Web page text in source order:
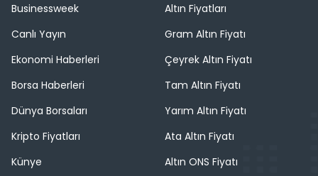
Businessweek
Canlı Yayın
Ekonomi Haberleri
Borsa Haberleri
Dünya Borsaları
Kripto Fiyatları
Künye
Altın Fiyatları
Gram Altın Fiyatı
Çeyrek Altın Fiyatı
Tam Altın Fiyatı
Yarım Altın Fiyatı
Ata Altın Fiyatı
Altın ONS Fiyatı